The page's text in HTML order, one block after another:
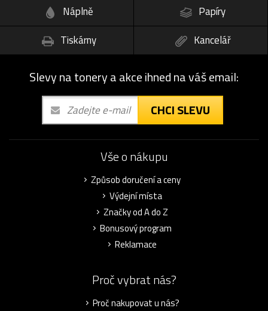
Náplně
Papíry
Tiskárny
Kancelář
Slevy na tonery a akce ihned na váš email:
CHCI SLEVU
Vše o nákupu
Způsob doručení a ceny
Výdejní místa
Značky od A do Z
Bonusový program
Reklamace
Proč vybrat nás?
Proč nakupovat u nás?